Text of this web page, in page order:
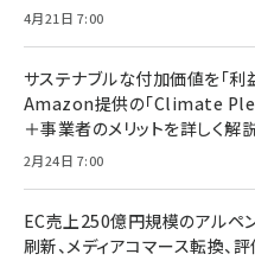
4月21日 7:00
サステナブルな付加価値を「利
Amazon提供の「Climate
＋事業者のメリットを詳しく解
2月24日 7:00
EC売上250億円規模のアルペ
刷新、メディアコマース転換、